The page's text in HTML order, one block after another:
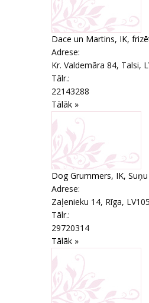
Dace un Martins, IK,
Adrese:
Kr. Valdemāra 84, Talsi,
Tālr.:
22143288
Tālāk »
Dog Grummers, IK,
Adrese:
Zaļenieku 14, Rīga,
Tālr.:
29720314
Tālāk »